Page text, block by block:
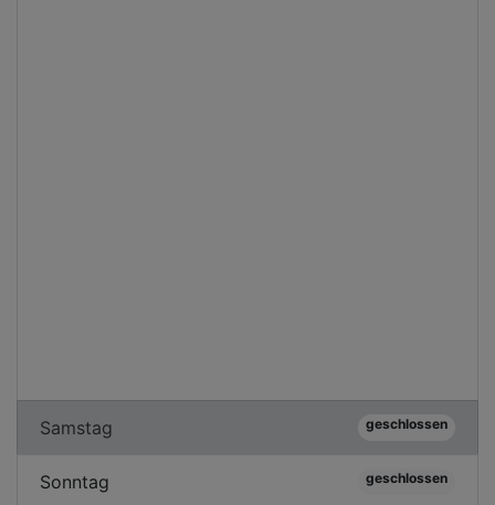
Samstag geschlossen
Sonntag geschlossen